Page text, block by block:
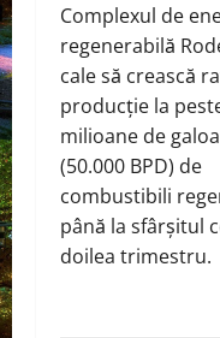
Complexul de
regenerabilă
cale să crească
producție la
milioane de
(50.000 BPD) de
combustibili
până la sfârșitul
doilea trimestru.